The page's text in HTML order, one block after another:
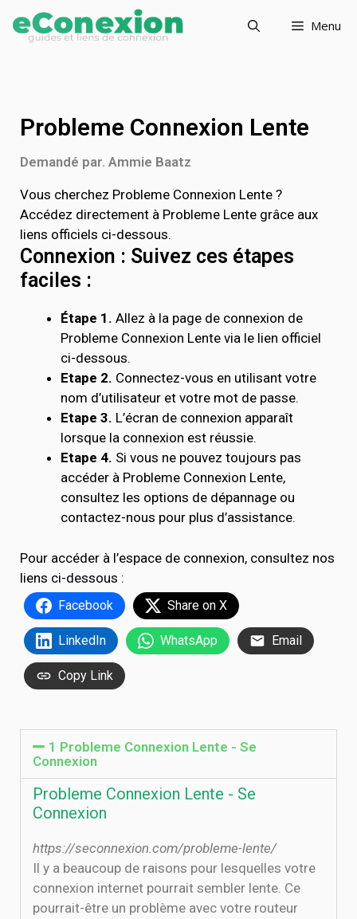
Menu
Probleme Connexion Lente
Demandé par. Ammie Baatz
Vous cherchez Probleme Connexion Lente ?
Accédez directement à Probleme Lente grâce aux
liens officiels ci-dessous.
Connexion : Suivez ces étapes
faciles :
Étape 1. Allez à la page de connexion de
Probleme Connexion Lente via le lien officiel
ci-dessous.
Etape 2. Connectez-vous en utilisant votre
nom d’utilisateur et votre mot de passe.
Etape 3. L’écran de connexion apparaît
lorsque la connexion est réussie.
Etape 4. Si vous ne pouvez toujours pas
accéder à Probleme Connexion Lente,
consultez les options de dépannage ou
contactez-nous pour plus d’assistance.
Pour accéder à l’espace de connexion, consultez nos
liens ci-dessous :
Facebook Share on X
LinkedIn WhatsApp Email
Copy Link
1 Probleme Connexion Lente - Se
Connexion
Probleme Connexion Lente - Se
Connexion
https://seconnexion.com/probleme-lente/
Il y a beaucoup de raisons pour lesquelles votre
connexion internet pourrait sembler lente. Ce
pourrait-être un problème avec votre routeur